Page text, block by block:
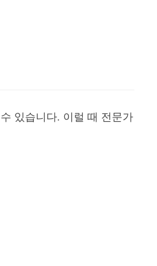
있습니다. 이럴 때 전문가